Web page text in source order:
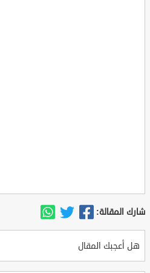
شارك المقالة:
هل أعجبك المقال